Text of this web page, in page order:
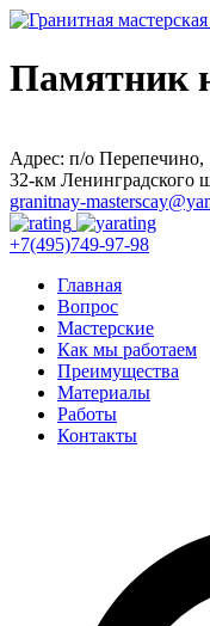
Памятник
Адрес: п/о Перепечино,
32-км Ленинградского
granitnay-
+7(495)749-97-98
Главная
Вопрос
Мастерские
Как мы работаем
Преимущества
Материалы
Работы
Контакты